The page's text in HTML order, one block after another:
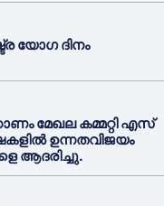
യോഗ ദിനം
മേഖല കമ്മറ്റി എസ്
ഉന്നതവിജയം
ആദരിച്ചു.